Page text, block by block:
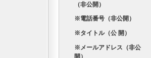
（非公開）
※電話番号（非公開）
※タイトル（公 開）
※メールアドレス（非公
開）